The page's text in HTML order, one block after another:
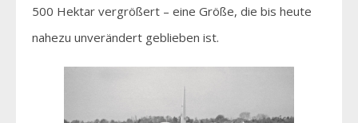
500 Hektar vergrößert – eine Größe, die bis heute
nahezu unverändert geblieben ist.